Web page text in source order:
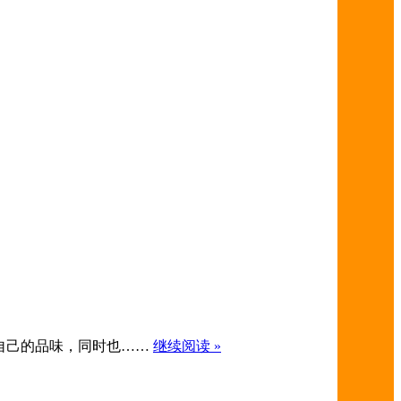
己的品味，同时也…… 继续阅读 »